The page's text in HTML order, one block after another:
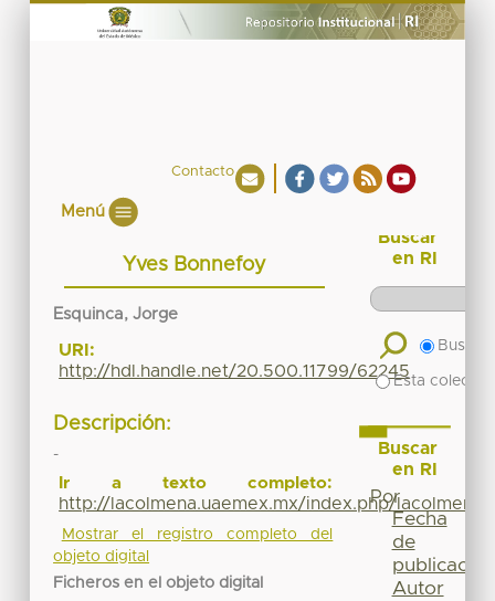
Contacto
Menú
Yves Bonnefoy
Esquinca, Jorge
URI:
http://hdl.handle.net/20.500.11799/62245
Descripción:
-
Ir a texto completo:
http://lacolmena.uaemex.mx/index.php/
Mostrar el registro completo del
objeto digital
Ficheros en el objeto digital
Buscar
en RI
Buscar
Esta
Buscar
en RI
Por
Fecha
de
publicación
Autor